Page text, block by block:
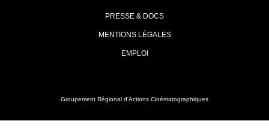
PRESSE & DOCS
MENTIONS LÉGALES
EMPLOI
Groupement Régional d'Actions Cinématographiques